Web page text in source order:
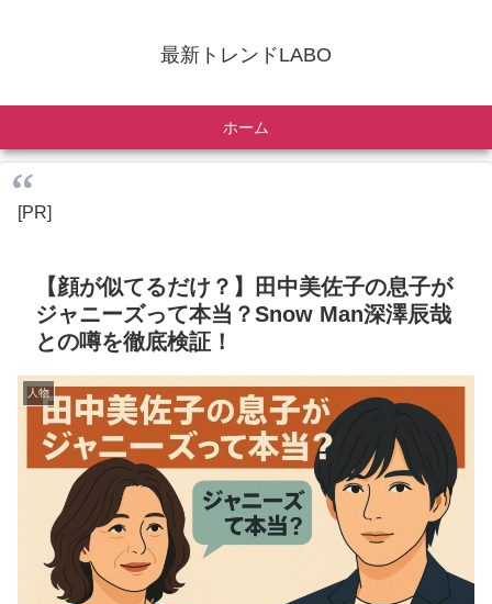
最新トレンドLABO
ホーム
[PR]
【顔が似てるだけ？】田中美佐子の息子が
ジャニーズって本当？Snow Man深澤辰哉
との噂を徹底検証！
人物